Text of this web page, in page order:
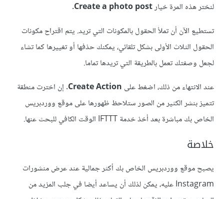
لنختر هذه المرة خيارCreate a photo post
.
تستطيع الآن أن تملأ الحقول بالمكونات التي تريد. يتم اقتراح مكونات
الحقول الثلاث الأولى بشكل تلقائي، يمكنك حذفها أو تغييرها كما تشاء
لجعل وصفتك تعمل بالطريقة التي تريدها تماما.
عند الانتهاء من ذلك، اضغط على Create Action. إن اخترت منطقة
تتميز بنشر الكثير من الصور ستلاحظ ظهورها على موقع ووردبريس
الخاص بك مباشرة بعد أخذ خدمة IFTTT الوقت الكافي للبحث عنها.
خلاصة
يصبح موقع ووردبريس الخاص بك أكثر جمالية عند عرض منشورات
Instagram عليه، يمكن لذلك أن يساعد أيضا في جلب المزيد من